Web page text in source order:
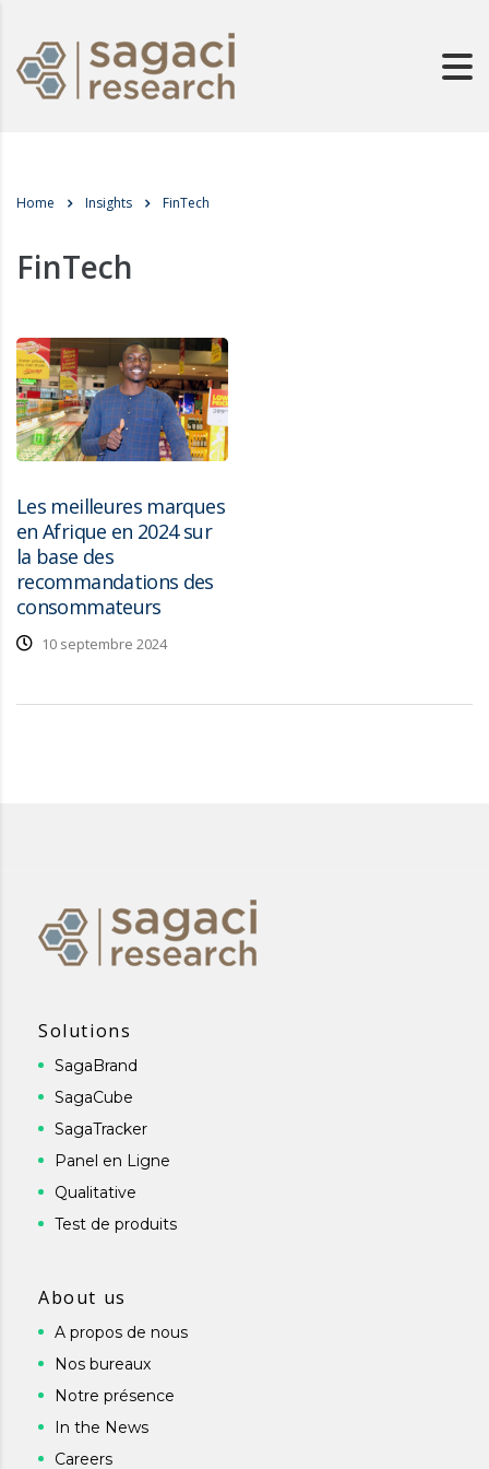
Home Insights FinTech
FinTech
Les meilleures marques
en Afrique en 2024 sur
la base des
recommandations des
consommateurs
10 septembre 2024
Solutions
SagaBrand
SagaCube
SagaTracker
Panel en Ligne
Qualitative
Test de produits
About us
A propos de nous
Nos bureaux
Notre présence
In the News
Careers